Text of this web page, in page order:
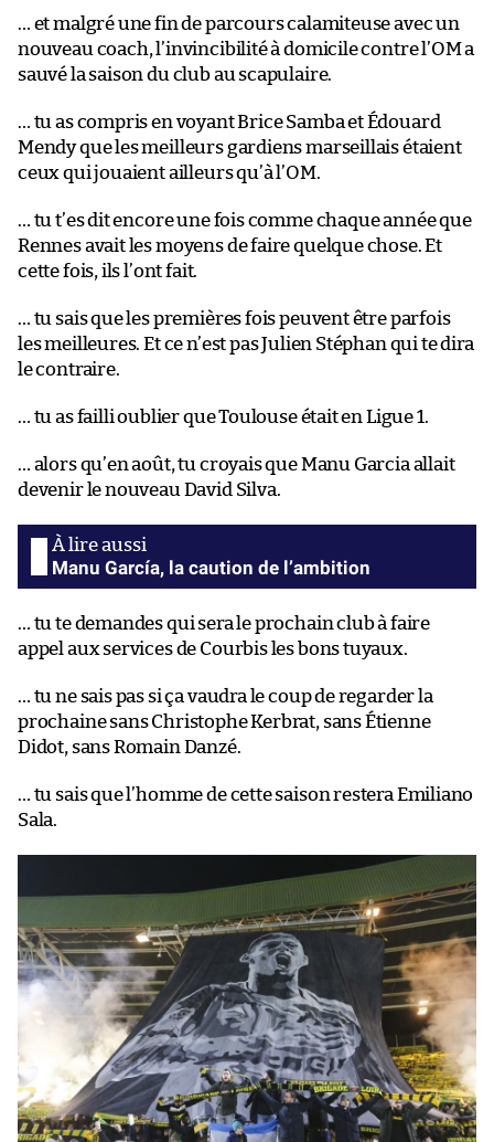
… et malgré une fin de parcours calamiteuse avec un
nouveau coach, l’invincibilité à domicile contre l’OM a
sauvé la saison du club au scapulaire.
… tu as compris en voyant Brice Samba et Édouard
Mendy que les meilleurs gardiens marseillais étaient
ceux qui jouaient ailleurs qu’à l’OM.
… tu t’es dit encore une fois comme chaque année que
Rennes avait les moyens de faire quelque chose. Et
cette fois, ils l’ont fait.
… tu sais que les premières fois peuvent être parfois
les meilleures. Et ce n’est pas Julien Stéphan qui te dira
le contraire.
… tu as failli oublier que Toulouse était en Ligue 1.
… alors qu’en août, tu croyais que Manu Garcia allait
devenir le nouveau David Silva.
Manu García, la caution de l’ambition
… tu te demandes qui sera le prochain club à faire
appel aux services de Courbis les bons tuyaux.
… tu ne sais pas si ça vaudra le coup de regarder la
prochaine sans Christophe Kerbrat, sans Étienne
Didot, sans Romain Danzé.
… tu sais que l’homme de cette saison restera Emiliano
Sala.